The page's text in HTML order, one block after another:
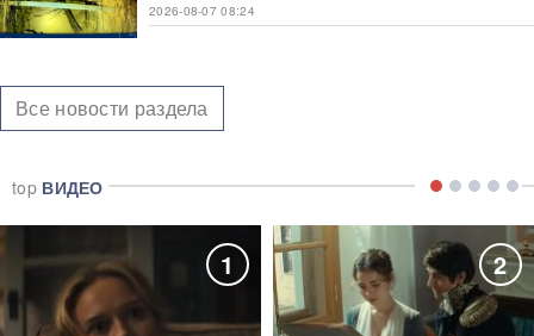
2026-08-07 08:24
Все новости раздела
top ВИДЕО
1 2